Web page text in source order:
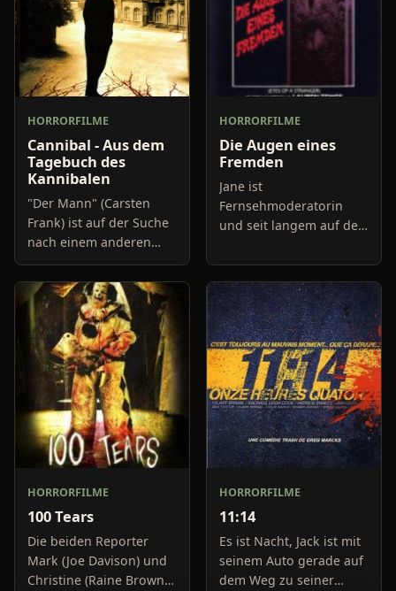
HORRORFILME
Cannibal - Aus dem
Tagebuch des
Kannibalen
"Der Mann" (Carsten
Frank) ist auf der Suche
nach einem anderen
Menschen, der in der
Lage ist, sein tiefstes,
inneres Verlangen zu
stillen. Sein insg
HORRORFILME
Die Augen eines
Fremden
Jane ist
Fernsehmoderatorin
und seit langem auf der
Gerechtigkeit. Sie hat
miterleben müssen, wie
ihre kleine Schwester
vergewaltigt wurde und
ansc
HORRORFILME
100 Tears
Die beiden Reporter
Mark (Joe Davison) und
Christine (Raine Brown)
HORRORFILME
11:14
Es ist Nacht, Jack ist mit
seinem Auto gerade auf
dem Weg zu seiner